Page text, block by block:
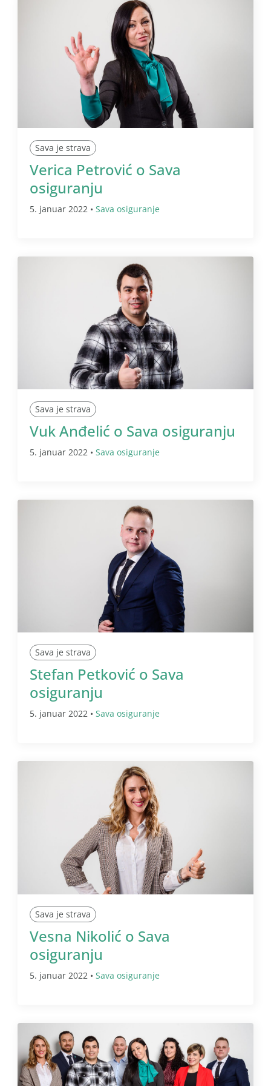
Sava je strava
Verica Petrović o Sava
osiguranju
5. januar 2022 • Sava osiguranje
Sava je strava
Vuk Anđelić o Sava osiguranju
5. januar 2022 • Sava osiguranje
Sava je strava
Stefan Petković o Sava
osiguranju
5. januar 2022 • Sava osiguranje
Sava je strava
Vesna Nikolić o Sava
osiguranju
5. januar 2022 • Sava osiguranje